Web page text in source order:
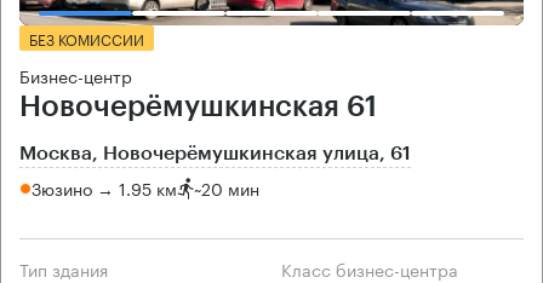
БЕЗ КОМИССИИ
Бизнес-центр
Новочерёмушкинская 61
Москва, Новочерёмушкинская улица, 61
Зюзино → 1.95 км ~20 мин
Тип здания Класс бизнес-центра